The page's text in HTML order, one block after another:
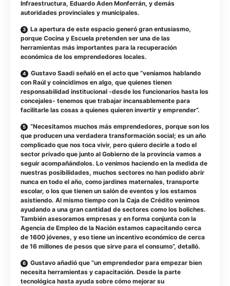
Infraestructura, Eduardo Aden Monferrán, y demás
autoridades provinciales y municipales.
La apertura de este espacio generó gran entusiasmo,
porque Cocina y Escuela pretenden ser una de las
herramientas más importantes para la recuperación
económica de los emprendedores locales.
Gustavo Saadi señaló en el acto que “veníamos hablando
con Raúl y coincidimos en algo, que quienes tienen
responsabilidad institucional -desde los funcionarios hasta los
concejales- tenemos que trabajar incansablemente para
facilitarle las cosas a quienes quieren invertir y emprender”.
“Necesitamos muchos más emprendedores, porque son los
que producen una verdadera transformación social; es un año
complicado que nos toca vivir, pero quiero decirle a todo el
sector privado que junto al Gobierno de la provincia vamos a
seguir acompañándolos. Lo venimos haciendo en la medida de
nuestras posibilidades, muchos sectores no han podido abrir
nunca en todo el año, como jardines maternales, transporte
escolar, o los que tienen un salón de eventos y los estamos
asistiendo. Al mismo tiempo con la Caja de Crédito venimos
ayudando a una gran cantidad de sectores como los boliches.
También asesoramos empresas y en forma conjunta con la
Agencia de Empleo de la Nación estamos capacitando cerca
de 1600 jóvenes, y eso tiene un incentivo económico de cerca
de 16 millones de pesos que sirve para el consumo”, detalló.
Gustavo añadió que “un emprendedor para empezar bien
necesita herramientas y capacitación. Desde la parte
tecnológica hasta ayuda sobre cómo mejorar su